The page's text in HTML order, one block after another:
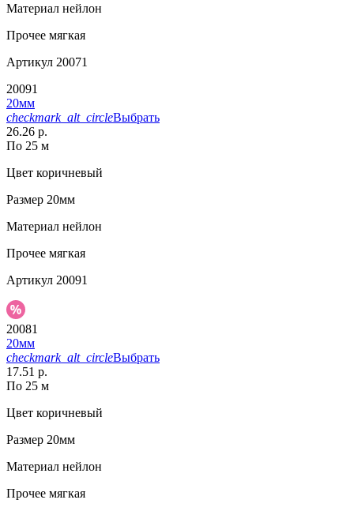
Материал нейлон
Прочее мягкая
Артикул 20071
20091
20мм
checkmark_alt_circleВыбрать
26.26 р.
По 25 м
Цвет коричневый
Размер 20мм
Материал нейлон
Прочее мягкая
Артикул 20091
20081
20мм
checkmark_alt_circleВыбрать
17.51 р.
По 25 м
Цвет коричневый
Размер 20мм
Материал нейлон
Прочее мягкая